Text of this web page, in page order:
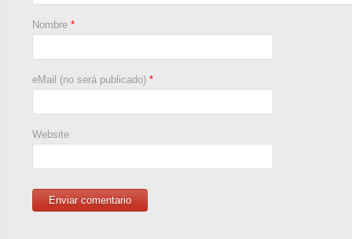
Nombre *
eMail (no será publicado) *
Website